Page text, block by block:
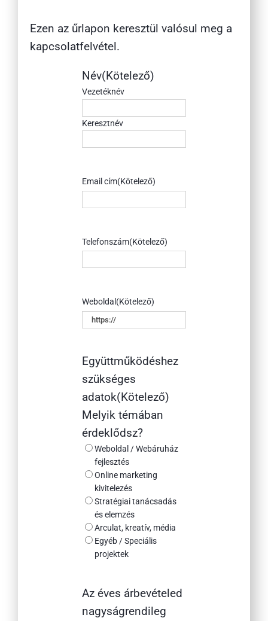
Ezen az űrlapon keresztül valósul meg a
kapcsolatfelvétel.
Név(Kötelező)
Vezetéknév
Keresztnév
Email cím(Kötelező)
Telefonszám(Kötelező)
Weboldal (Kötelező)
Együttműködéshez
szükséges
adatok(Kötelező)
Melyik témában
érdeklődsz?
Weboldal / Webáruház
fejlesztés
Online marketing
kivitelezés
Stratégiai tanácsadás
és elemzés
Arculat, kreatív, média
Egyéb / Speciális
projektek
Az éves árbevételed
nagyságrendileg